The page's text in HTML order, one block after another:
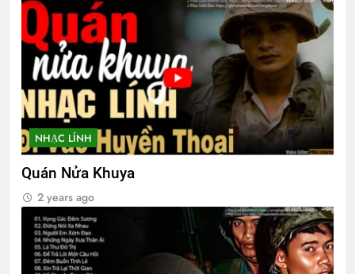
Văn Thư 005/TH nhiệm kỳ 2024-2026
2 Years Ago
2 Years Ago Xuân nhớ chiến sĩ
2 Years Ago
3 Years Ago 2 Years Ago
CSVSQ Đặng Mộng Huyền K29
NHẠC LÍNH
Quán Nửa Khuya
2 years ago